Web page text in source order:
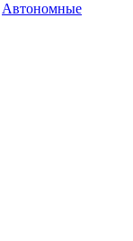
Автономные